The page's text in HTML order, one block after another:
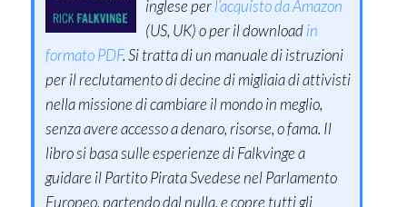
inglese perl’acquisto da Amazon
(US, UK) o per il downloadin
formato PDF. Si tratta di un manuale di istruzioni
per il reclutamento di decine di migliaia di attivisti
nella missione di cambiare il mondo in meglio,
senza avere accesso a denaro, risorse, o fama. Il
libro si basa sulle esperienze di Falkvinge a
guidare il Partito Pirata Svedese nel Parlamento
Europeo, partendo dal nulla, e copre tutti gli